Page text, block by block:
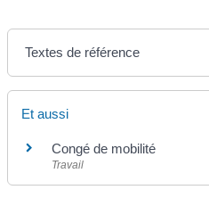
Textes de référence
Et aussi
Congé de mobilité
Travail